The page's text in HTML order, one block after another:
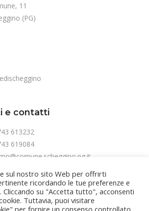
11
(PG)
e contatti
613232
619084
sul nostro sito Web per offrirti
ricordando le tue preferenze e
Cliccando su "Accetta tutto", acconsenti
Tuttavia, puoi visitare
per fornire un consenso controllato.